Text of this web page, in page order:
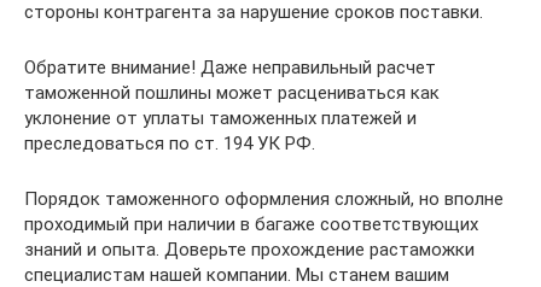
стороны контрагента за нарушение сроков поставки.
Обратите внимание! Даже неправильный расчет
таможенной пошлины может расцениваться как
уклонение от уплаты таможенных платежей и
преследоваться по ст. 194 УК РФ.
Порядок таможенного оформления сложный, но вполне
проходимый при наличии в багаже соответствующих
знаний и опыта. Доверьте прохождение растаможки
специалистам нашей компании. Мы станем вашим